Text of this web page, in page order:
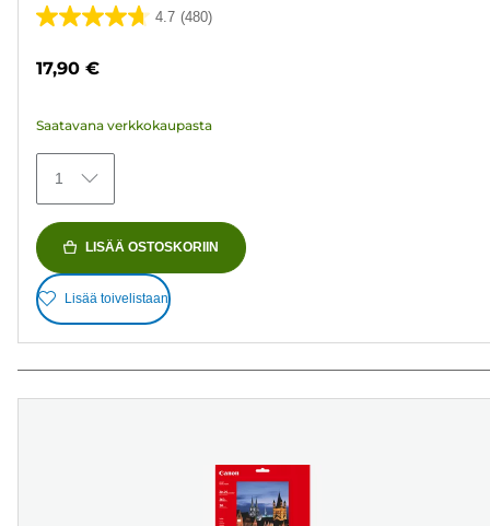
4.7 (480)
4.7/5
480
17,90 €
Saatavana verkkokaupasta
1
LISÄÄ OSTOSKORIIN
Lisää toivelistaan